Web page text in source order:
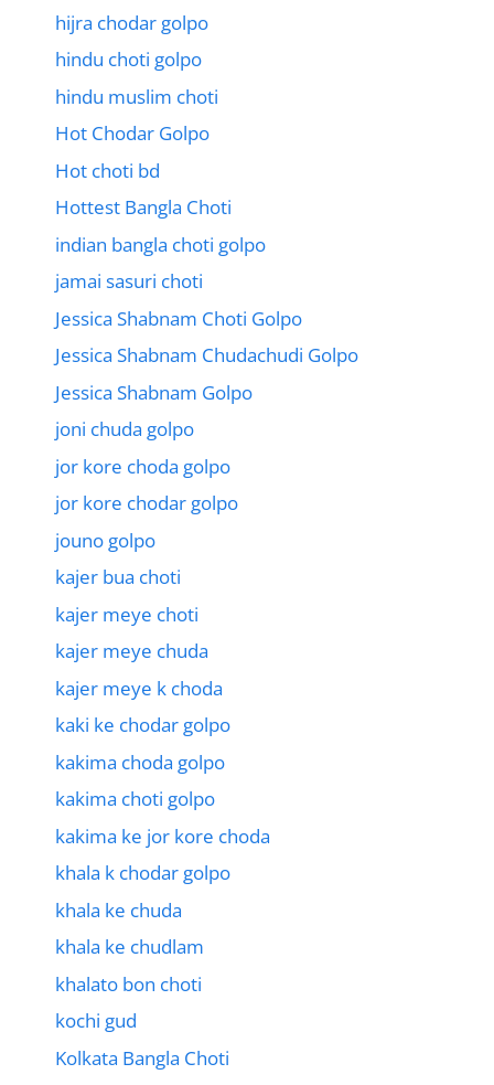
hijra chodar golpo
hindu choti golpo
hindu muslim choti
Hot Chodar Golpo
Hot choti bd
Hottest Bangla Choti
indian bangla choti golpo
jamai sasuri choti
Jessica Shabnam Choti Golpo
Jessica Shabnam Chudachudi Golpo
Jessica Shabnam Golpo
joni chuda golpo
jor kore choda golpo
jor kore chodar golpo
jouno golpo
kajer bua choti
kajer meye choti
kajer meye chuda
kajer meye k choda
kaki ke chodar golpo
kakima choda golpo
kakima choti golpo
kakima ke jor kore choda
khala k chodar golpo
khala ke chuda
khala ke chudlam
khalato bon choti
kochi gud
Kolkata Bangla Choti